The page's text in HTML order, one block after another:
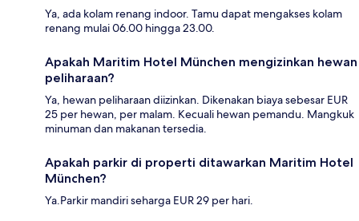
Ya, ada kolam renang indoor. Tamu dapat mengakses kolam
renang mulai 06.00 hingga 23.00.
Apakah Maritim Hotel München mengizinkan hewan
peliharaan?
Ya, hewan peliharaan diizinkan. Dikenakan biaya sebesar EUR
25 per hewan, per malam. Kecuali hewan pemandu. Mangkuk
minuman dan makanan tersedia.
Apakah parkir di properti ditawarkan Maritim Hotel
München?
Ya.Parkir mandiri seharga EUR 29 per hari.